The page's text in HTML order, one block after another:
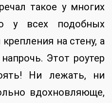
такое у многих
у всех подобных
на стену, а
Этот роутер
Ни лежать, ни
вдохновляюще,